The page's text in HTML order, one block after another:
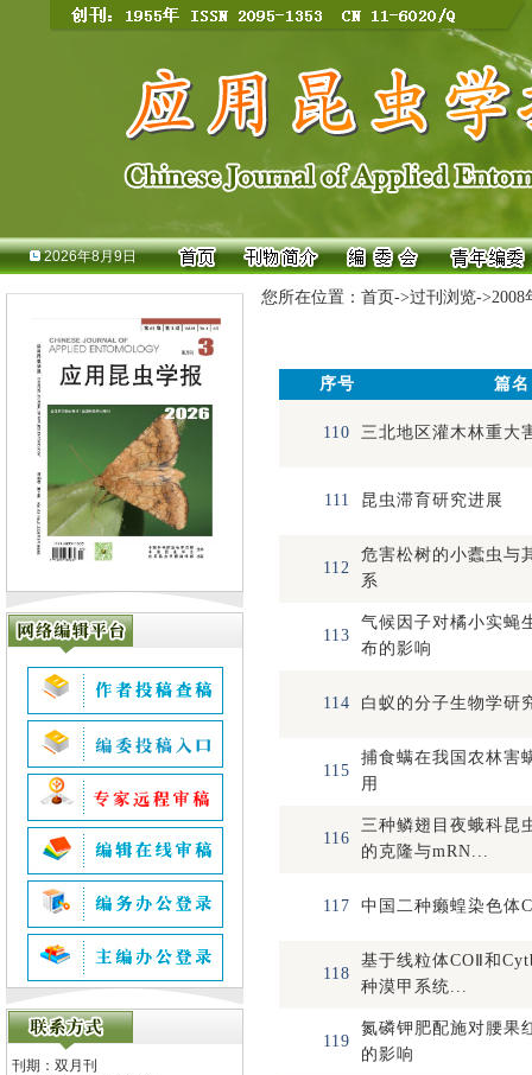
2026年8月9日
刊期：双月刊
您所在位置： 首页->过刊浏览->2008
序号 篇名
110 三北地区灌木林重大
111 昆虫滞育研究进展
112
危害松树的小蠹虫与
系
113
气候因子对橘小实蝇
布的影响
114 白蚁的分子生物学研
115
捕食螨在我国农林害
用
116
三种鳞翅目夜蛾科昆
的克隆与mRN...
117 中国二种癞蝗染色体
118
基于线粒体COⅡ和
种漠甲系统...
119
氮磷钾肥配施对腰果
的影响